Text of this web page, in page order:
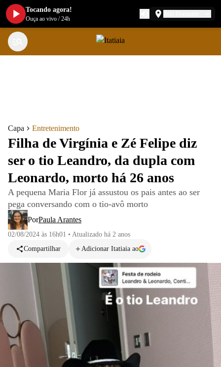
Capa Entretenimento
Filha de Virgínia e Zé Felipe diz
ser o tio Leandro, da dupla com
Leonardo, morto há 26 anos
A pequena Maria Flor já assustou os pais antes ao ser
pega conversando com o tio-avô morto
PorPaula Arantes
02/08/2024 às 16h01 • Atualizado há 2 anos
Compartilhar
Adicionar Itatiaia ao
Tocando agora!
Ouça ao vivo /24h